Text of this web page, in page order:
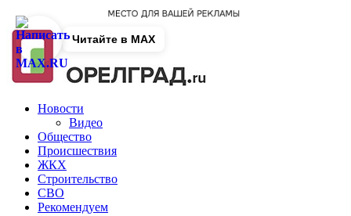
Новости
Видео
Общество
Происшествия
ЖКХ
Строительство
СВО
Рекомендуем
Читайте в MAX